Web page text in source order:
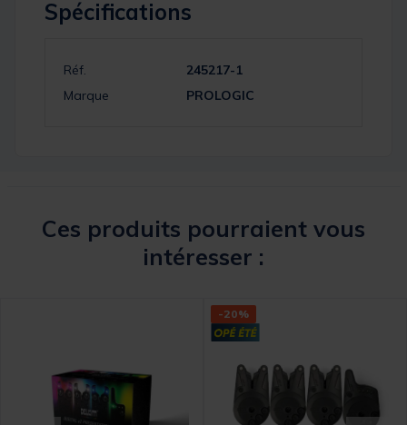
Spécifications
Réf.
245217-1
Marque
PROLOGIC
Ces produits pourraient vous
intéresser :
-20%